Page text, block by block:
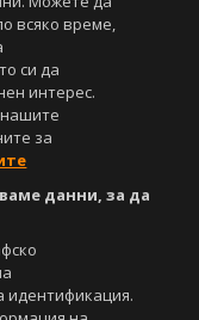
използвани в него, са
му права.
графични и
на Агенция
Допуска се
писмено съгласие на
на линк към
видео материали,
ще бъдат
всяко време,
си да
интерес.
за
данни, за да
идентификация.